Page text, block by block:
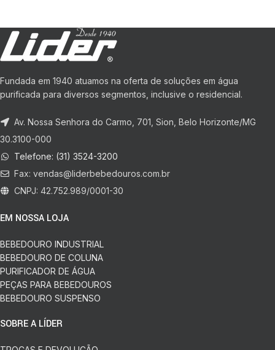
Fundada em 1940 atuamos na oferta de soluções em água
purificada para diversos segmentos, inclusive o residencial.
Av. Nossa Senhora do Carmo, 701, Sion, Belo Horizonte/MG
30.3100-000
Telefone: (31) 3524-3200
Fax: vendas@liderbebedouros.com.br
CNPJ: 42.752.989/0001-30
EM NOSSA LOJA
BEBEDOURO INDUSTRIAL
BEBEDOURO DE COLUNA
PURIFICADOR DE ÁGUA
PEÇAS PARA BEBEDOUROS
BEBEDOURO SUSPENSO
SOBRE A LÍDER